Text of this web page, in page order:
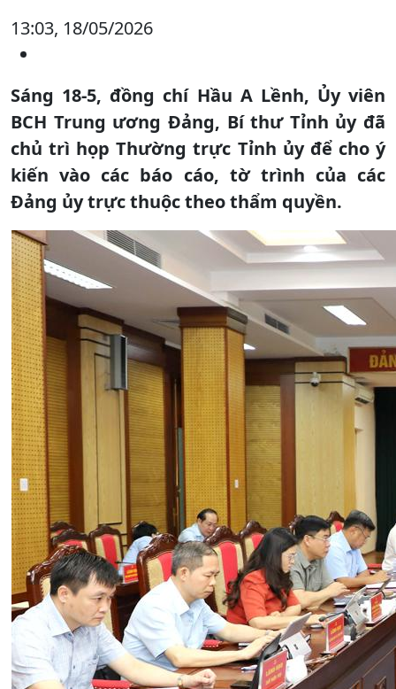
13:03, 18/05/2026
Sáng 18-5, đồng chí Hầu A Lềnh, Ủy viên
BCH Trung ương Đảng, Bí thư Tỉnh ủy đã
chủ trì họp Thường trực Tỉnh ủy để cho ý
kiến vào các báo cáo, tờ trình của các
Đảng ủy trực thuộc theo thẩm quyền.